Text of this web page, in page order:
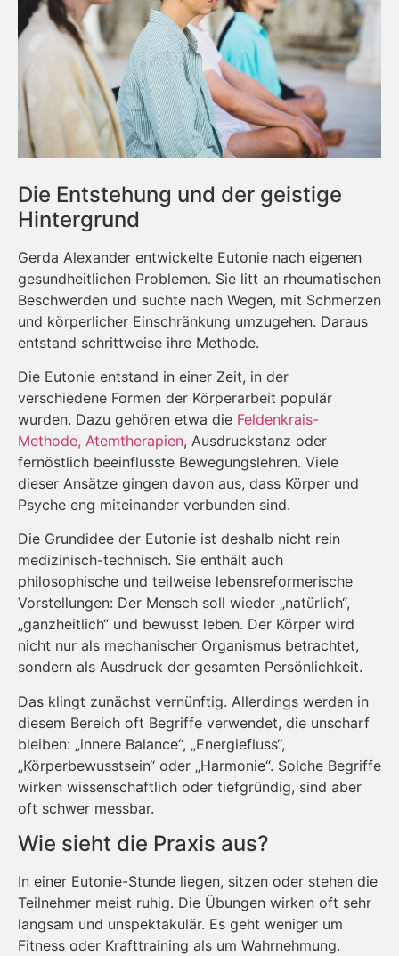
Die Entstehung und der geistige
Hintergrund
Gerda Alexander entwickelte Eutonie nach eigenen
gesundheitlichen Problemen. Sie litt an rheumatischen
Beschwerden und suchte nach Wegen, mit Schmerzen
und körperlicher Einschränkung umzugehen. Daraus
entstand schrittweise ihre Methode.
Die Eutonie entstand in einer Zeit, in der
verschiedene Formen der Körperarbeit populär
wurden. Dazu gehören etwa die Feldenkrais-
Methode, Atemtherapien, Ausdruckstanz oder
fernöstlich beeinflusste Bewegungslehren. Viele
dieser Ansätze gingen davon aus, dass Körper und
Psyche eng miteinander verbunden sind.
Die Grundidee der Eutonie ist deshalb nicht rein
medizinisch-technisch. Sie enthält auch
philosophische und teilweise lebensreformerische
Vorstellungen: Der Mensch soll wieder „natürlich“,
„ganzheitlich“ und bewusst leben. Der Körper wird
nicht nur als mechanischer Organismus betrachtet,
sondern als Ausdruck der gesamten Persönlichkeit.
Das klingt zunächst vernünftig. Allerdings werden in
diesem Bereich oft Begriffe verwendet, die unscharf
bleiben: „innere Balance“, „Energiefluss“,
„Körperbewusstsein“ oder „Harmonie“. Solche Begriffe
wirken wissenschaftlich oder tiefgründig, sind aber
oft schwer messbar.
Wie sieht die Praxis aus?
In einer Eutonie-Stunde liegen, sitzen oder stehen die
Teilnehmer meist ruhig. Die Übungen wirken oft sehr
langsam und unspektakulär. Es geht weniger um
Fitness oder Krafttraining als um Wahrnehmung.